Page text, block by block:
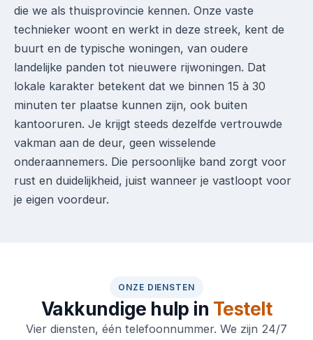
die we als thuisprovincie kennen. Onze vaste
technieker woont en werkt in deze streek, kent de
buurt en de typische woningen, van oudere
landelijke panden tot nieuwere rijwoningen. Dat
lokale karakter betekent dat we binnen 15 à 30
minuten ter plaatse kunnen zijn, ook buiten
kantooruren. Je krijgt steeds dezelfde vertrouwde
vakman aan de deur, geen wisselende
onderaannemers. Die persoonlijke band zorgt voor
rust en duidelijkheid, juist wanneer je vastloopt voor
je eigen voordeur.
ONZE DIENSTEN
Vakkundige hulp in Testelt
Vier diensten, één telefoonnummer. We zijn 24/7